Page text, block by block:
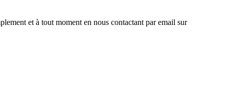
et à tout moment en nous contactant par email sur